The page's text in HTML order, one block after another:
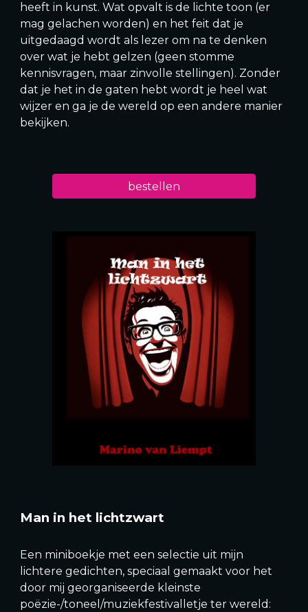
heeft in kunst. Wat opvalt is de lichte toon (er
mag gelachen worden) en het feit dat je
uitgedaagd wordt als lezer om na te denken
over wat je hebt gelzen (geen stomme
kennisvragen, maar zinvolle stellingen). Zonder
dat je het in de gaten hebt wordt je heel wat
wijzer en ga je de wereld op een andere manier
bekijken.
bestellen
Man in het lichtzwart
Een miniboekje met een selectie uit mijn
lichtere gedichten, speciaal gemaakt voor het
door mij georganiseerde kleinste
poëzie-/toneel/muziekfestivalletje ter wereld: